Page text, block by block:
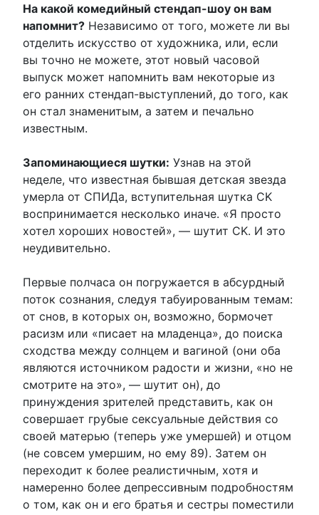
На какой комедийный стендап-шоу он вам
напомнит? Независимо от того, можете ли вы
отделить искусство от художника, или, если
вы точно не можете, этот новый часовой
выпуск может напомнить вам некоторые из
его ранних стендап-выступлений, до того, как
он стал знаменитым, а затем и печально
известным.
Запоминающиеся шутки: Узнав на этой
неделе, что известная бывшая детская звезда
умерла от СПИДа, вступительная шутка CK
воспринимается несколько иначе. «Я просто
хотел хороших новостей», — шутит CK. И это
неудивительно.
Первые полчаса он погружается в абсурдный
поток сознания, следуя табуированным темам:
от снов, в которых он, возможно, бормочет
расизм или «писает на младенца», до поиска
сходства между солнцем и вагиной (они оба
являются источником радости и жизни, «но не
смотрите на это», — шутит он), до
принуждения зрителей представить, как он
совершает грубые сексуальные действия со
своей матерью (теперь уже умершей) и отцом
(не совсем умершим, но ему 89). Затем он
переходит к более реалистичным, хотя и
намеренно более депрессивным подробностям
о том, как он и его братья и сестры поместили